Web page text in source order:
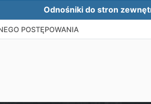
Odnośniki do stron
POSTĘPOWANIA